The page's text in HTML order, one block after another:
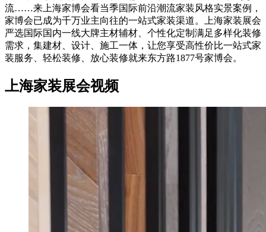
流……来上海家博会看当季国际前沿潮流家装风格实景案例，
家博会已成为千万业主向往的一站式家装渠道。上海家装展会
严选国际国内一线大牌主材辅材、个性化定制满足多样化装修
需求，集建材、设计、施工一体，让您享受高性价比一站式家
装服务、轻松装修、放心装修就来东方路1877号家博会。
上海家装展会视频